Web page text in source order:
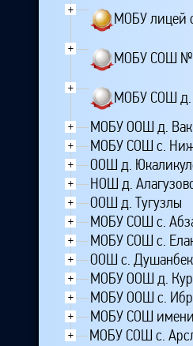
+
МОБУ лицей
+
МОБУ СОШ №
+
МОБУ СОШ д.
+ МОБУ ООШ д.
+ МОБУ СОШ с.
+ ООШ д.
+ НОШ д.
+ ООШ д. Тугузлы
+ МОБУ СОШ с.
+ МОБУ СОШ с.
+ ООШ с.
+ МОБУ ООШ д.
+ МОБУ ООШ с.
+ МОБУ СОШ имени
+ МОБУ СОШ с.